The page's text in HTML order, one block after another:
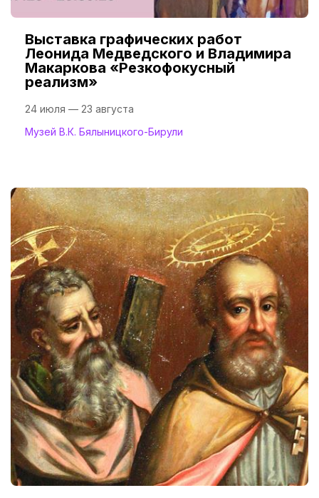
Выставка графических работ
Леонида Медведского и Владимира
Макаркова «Резкофокусный
реализм»
24 июля — 23 августа
Музей В.К. Бялыницкого-Бирули